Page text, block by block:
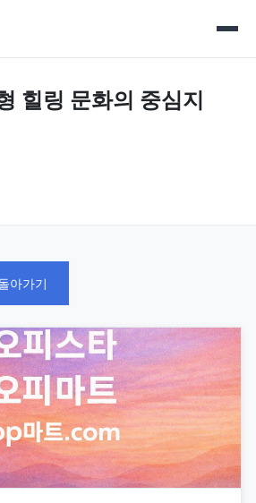
힐링 문화의 중심지
아가기